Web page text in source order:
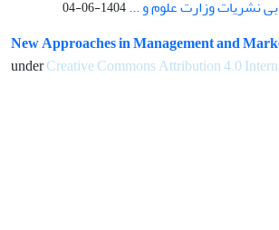
نشریات وزارت علوم و ...1404-06-04
New Approaches in Management and
underCreative Commons Attribution 4.0